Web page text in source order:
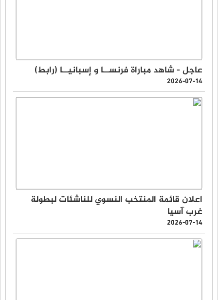
عاجل - شاهد مباراة فرنســا و إسبانيــا (رابط)
2026-07-14
اعلان قائمة المنتخب النسوي للناشئات لبطولة
غرب آسيا
2026-07-14